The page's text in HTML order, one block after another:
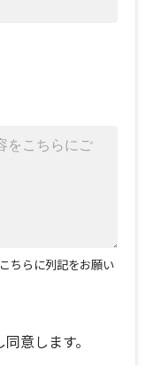
ちらに列記をお願い
意します。